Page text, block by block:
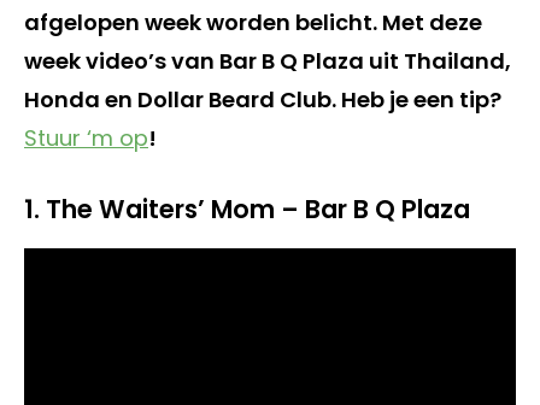
afgelopen week worden belicht. Met deze
week video’s van Bar B Q Plaza uit Thailand,
Honda en Dollar Beard Club. Heb je een tip?
Stuur ‘m op!
1. The Waiters’ Mom – Bar B Q Plaza